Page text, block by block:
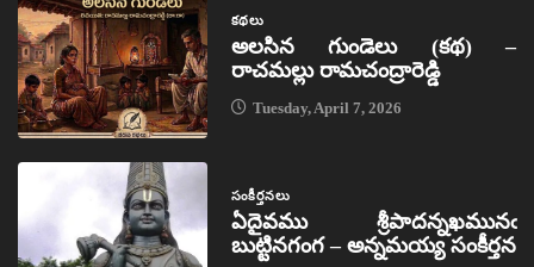
కథలు
అలసిన గుండెలు (కథ) –
రాచమల్లు రామచంద్రారెడ్డి
Tuesday, April 7, 2026
సంకీర్తనలు
ఏదైవము శ్రీపాదన్నఖమునఁ
బుట్టినగంగ – అన్నమయ్య సంకీర్తన